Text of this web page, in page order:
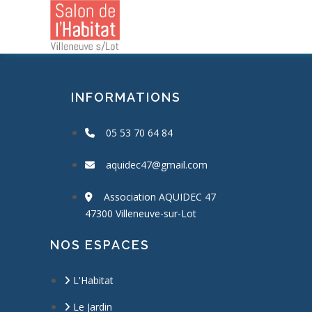
INFORMATIONS
05 53 70 64 84
aquidec47@gmail.com
Association AQUIDEC 47
47300 Villeneuve-sur-Lot
NOS ESPACES
L'Habitat
Le Jardin